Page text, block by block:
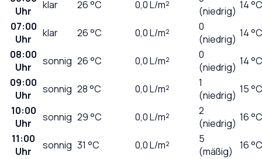
Uhr
klar 26°C 0,0L/m²
(niedrig) 14 °C
07:00
Uhr
klar 26°C 0,0L/m²
0
(niedrig) 14 °C
08:00
Uhr
sonnig 26°C 0,0L/m²
0
(niedrig) 14 °C
09:00
Uhr
sonnig 28°C 0,0L/m²
1
(niedrig) 15 °C
10:00
Uhr
sonnig 29°C 0,0L/m²
2
(niedrig) 16 °C
11:00
Uhr
sonnig 31 °C 0,0L/m²
5
(mäßig)
16 °C